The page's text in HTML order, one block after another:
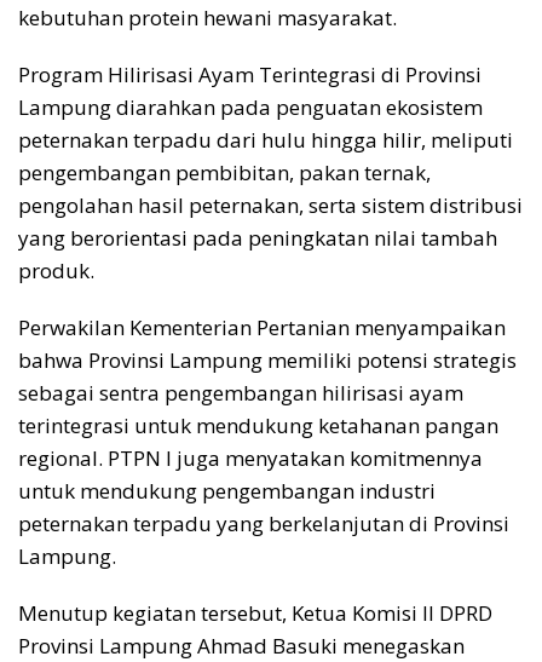
kebutuhan protein hewani masyarakat.
Program Hilirisasi Ayam Terintegrasi di Provinsi
Lampung diarahkan pada penguatan ekosistem
peternakan terpadu dari hulu hingga hilir, meliputi
pengembangan pembibitan, pakan ternak,
pengolahan hasil peternakan, serta sistem distribusi
yang berorientasi pada peningkatan nilai tambah
produk.
Perwakilan Kementerian Pertanian menyampaikan
bahwa Provinsi Lampung memiliki potensi strategis
sebagai sentra pengembangan hilirisasi ayam
terintegrasi untuk mendukung ketahanan pangan
regional. PTPN I juga menyatakan komitmennya
untuk mendukung pengembangan industri
peternakan terpadu yang berkelanjutan di Provinsi
Lampung.
Menutup kegiatan tersebut, Ketua Komisi II DPRD
Provinsi Lampung Ahmad Basuki menegaskan